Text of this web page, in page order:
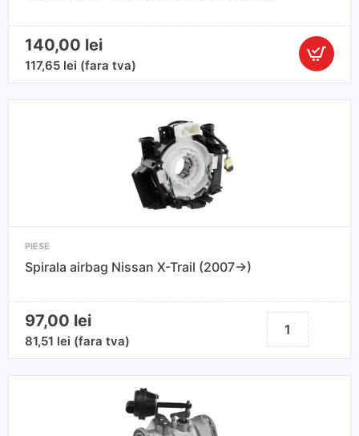
140,00 lei
117,65 lei (fara tva)
Cantitate
PIESE
Spirala airbag Nissan X-Trail (2007->)
97,00 lei
81,51 lei (fara tva)
Cantitate
Spirala